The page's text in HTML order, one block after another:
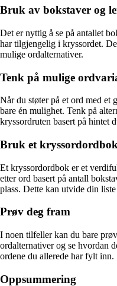
Bruk av bokstaver og
Det er nyttig å se på antallet
har tilgjengelig i kryssordet.
mulige ordalternativer.
Tenk på mulige
Når du støter på et ord med et
bare én mulighet. Tenk på
kryssordruten basert på hintet
Bruk et kryssordordbok
Et kryssordordbok er et
etter ord basert på antall
plass. Dette kan utvide din
Prøv deg fram
I noen tilfeller kan du bare
ordalternativer og se hvordan
ordene du allerede har fylt inn.
Oppsummering